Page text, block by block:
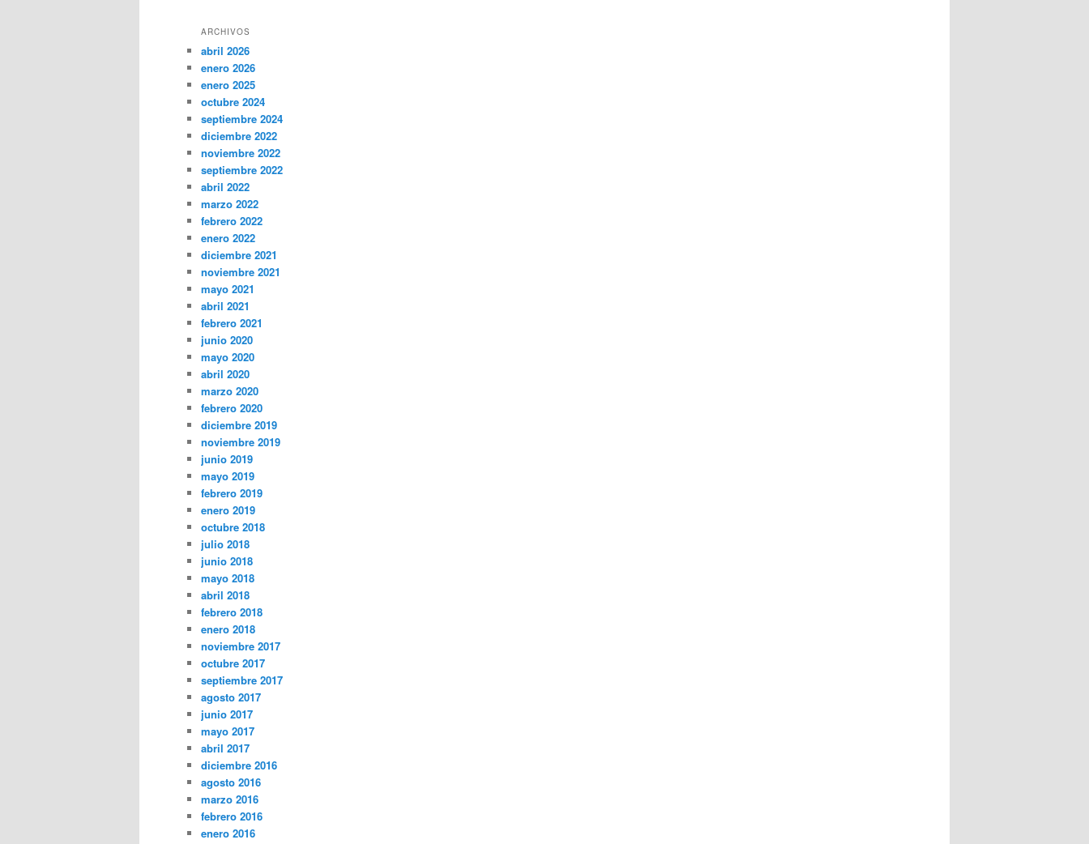
ARCHIVOS
abril 2026
enero 2026
enero 2025
octubre 2024
septiembre 2024
diciembre 2022
noviembre 2022
septiembre 2022
abril 2022
marzo 2022
febrero 2022
enero 2022
diciembre 2021
noviembre 2021
mayo 2021
abril 2021
febrero 2021
junio 2020
mayo 2020
abril 2020
marzo 2020
febrero 2020
diciembre 2019
noviembre 2019
junio 2019
mayo 2019
febrero 2019
enero 2019
octubre 2018
julio 2018
junio 2018
mayo 2018
abril 2018
febrero 2018
enero 2018
noviembre 2017
octubre 2017
septiembre 2017
agosto 2017
junio 2017
mayo 2017
abril 2017
diciembre 2016
agosto 2016
marzo 2016
febrero 2016
enero 2016